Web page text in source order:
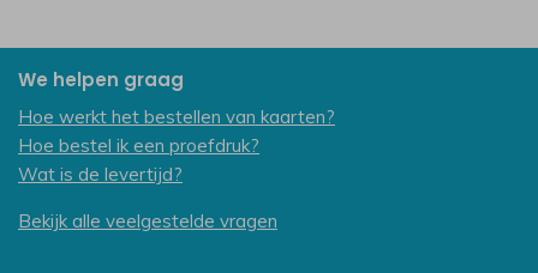
We helpen graag
Hoe werkt het bestellen van kaarten?
Hoe bestel ik een proefdruk?
Wat is de levertijd?
Bekijk alle veelgestelde vragen